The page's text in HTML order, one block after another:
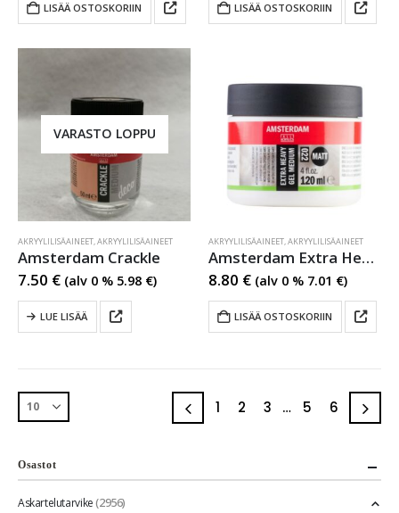
LISÄÄ OSTOSKORIIN LISÄÄ OSTOSKORIIN
VARASTO LOPPU
AKRYYLILISÄAINEET AKRYYLILISÄAINEET
Amsterdam Crackle
7.50 € (alv 0 % 5.98 €)
LUE LISÄÄ
AKRYYLILISÄAINEET AKRYYLILISÄAINEET
Amsterdam Extra Heavy Gel Medium
8.80 € (alv 0 % 7.01 €)
LISÄÄ OSTOSKORIIN
1 2 3 … 5 6
Osastot
Askartelutarvike(2956)